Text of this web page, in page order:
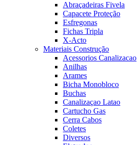
Abraçadeiras Fivela
Capacete Proteção
Esfregonas
Fichas Tripla
X-Acto
Materiais Construção
Acessorios Canalizacao
Anilhas
Arames
Bicha Monobloco
Buchas
Canalizaçao Latao
Cartucho Gas
Cerra Cabos
Coletes
Diversos